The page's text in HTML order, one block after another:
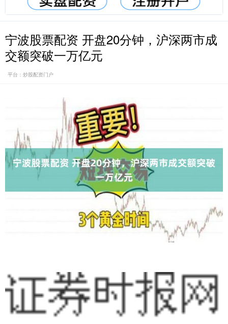
宁波股票配资 开盘20分钟，沪深两市成
交额突破一万亿元
平台：炒股配资门户